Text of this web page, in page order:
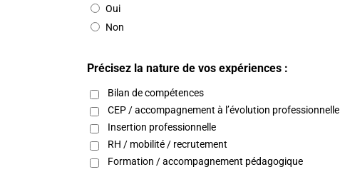
Oui
Non
Précisez la nature de vos expériences :
Bilan de compétences
CEP / accompagnement à l’évolution professionnelle
Insertion professionnelle
RH / mobilité / recrutement
Formation / accompagnement pédagogique